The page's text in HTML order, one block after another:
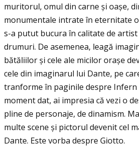
muritorul, omul din carne și oașe,
monumentale intrate în eternitate
s-a putut bucura în calitate de artist
drumuri. De asemenea, leagă
bătăliilor și cele ale micilor orașe
cele din imaginarul lui Dante, pe
tranforme în paginile despre Infern
moment dat, ai impresia că vezi o
pline de personaje, de dinamism.
multe scene și pictorul devenit cel
Dante. Este vorba despre Giotto.